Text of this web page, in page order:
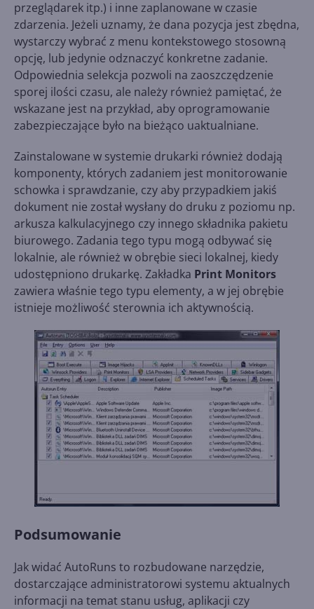
przeglądarek itp.) i inne zaplanowane w czasie
zdarzenia. Jeżeli uznamy, że dana pozycja jest zbędna,
wystarczy wybrać z menu kontekstowego stosowną
opcję, lub jedynie odznaczyć konkretne zadanie.
Odpowiednia selekcja pozwoli na zaoszczędzenie
sporej ilości czasu, ale należy również pamiętać, że
wskazane jest na przykład, aby oprogramowanie
zabezpieczające było na bieżąco uaktualniane.
Zainstalowane w systemie drukarki również dodają
komponenty, których zadaniem jest monitorowanie
schowka i sprawdzanie, czy aby przypadkiem jakiś
dokument nie został wysłany do druku z poziomu np.
arkusza kalkulacyjnego czy innego składnika pakietu
biurowego. Zadania tego typu mogą odbywać się
lokalnie, ale również w obrębie sieci lokalnej, kiedy
udostępniono drukarkę. Zakładka Print Monitors
zawiera właśnie tego typu elementy, a w jej obrębie
istnieje możliwość sterownia ich aktywnością.
Podsumowanie
Jak widać AutoRuns to rozbudowane narzędzie,
dostarczające administratorowi systemu aktualnych
informacji na temat stanu usług, aplikacji czy